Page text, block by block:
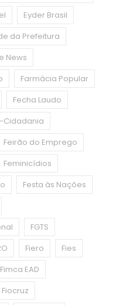
Eyder Brasil
da Prefeitura
News
Farmácia Popular
Fecha Laudo
Cidadania
Feirão do Emprego
Feminicídios
Festa às Nações
FGTS
Fiero
Fies
Fimca EAD
Fiocruz